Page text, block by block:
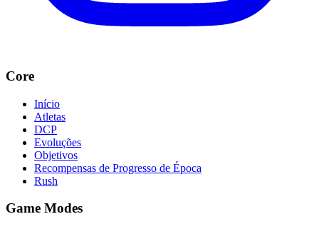
Core
Início
Atletas
DCP
Evoluções
Objetivos
Recompensas de Progresso de Época
Rush
Game Modes